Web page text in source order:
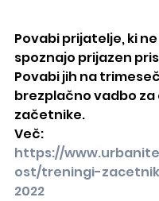
Povabi prijatelje, ki
spoznajo prijazen
Povabi jih na
brezplačno vadbo
začetnike.
Več:
https://
ost/treningi-
2022